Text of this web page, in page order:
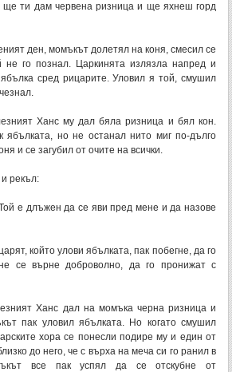
ти дам червена ризница и ще яхнеш горд
ден, момъкът долетял на коня, смесил се
не го познал. Царкинята излязла напред и
сред рицарите. Уловил я той, смушил
Ханс му дал бяла ризница и бял кон.
ябълката, но не останал нито миг по-дълго
и се загубил от очите на всички.
рекъл:
е длъжен да се яви пред мене и да назове
който улови ябълката, пак побегне, да го
се върне доброволно, да го пронижат с
Ханс дал на момъка черна ризница и
пак уловил ябълката. Но когато смушил
хора се понесли подире му и един от
до него, че с върха на меча си го ранил в
все пак успял да се отскубне от